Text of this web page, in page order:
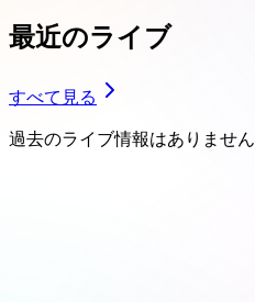
最近のライブ
すべて見る
過去のライブ情報はありません